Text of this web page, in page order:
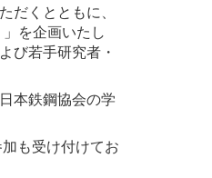
くとともに、
を企画いたし
び若手研究者・
本鉄鋼協会の学
も受け付けてお